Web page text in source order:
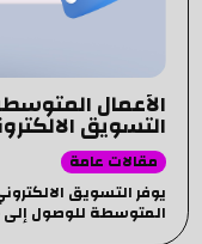
الأعمال
التسويق
مقالات عامة
يوفر التسويق
المتوسطة للوصول